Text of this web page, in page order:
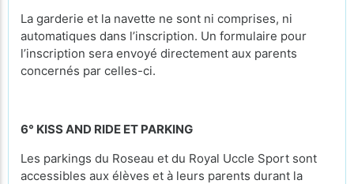
La garderie et la navette ne sont ni comprises, ni
automatiques dans l’inscription. Un formulaire pour
l’inscription sera envoyé directement aux parents
concernés par celles-ci.
6° KISS AND RIDE ET PARKING
Les parkings du Roseau et du Royal Uccle Sport sont
accessibles aux élèves et à leurs parents durant la